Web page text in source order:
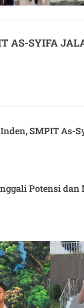
AS-SYIFA
SMPIT As-
Potensi